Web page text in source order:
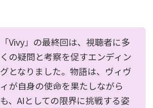
「Vivy」の最終回は、視聴者に多
くの疑問と考察を促すエンディン
グとなりました。物語は、ヴィヴ
ィが自身の使命を果たしながら
も、AIとしての限界に挑戦する姿